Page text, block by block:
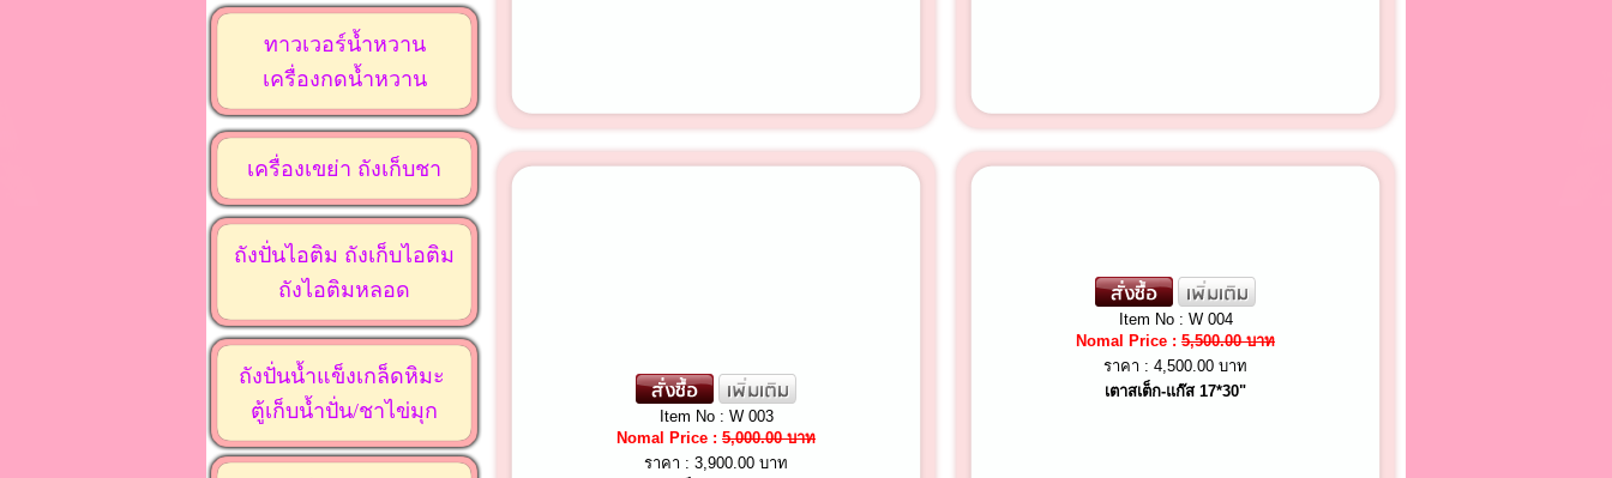
ทาวเวอร์น้ำหวาน
เครื่องกดน้ำหวาน
เครื่องเขย่า ถังเก็บชา
ถังปั่นไอติม ถังเก็บไอติม
ถังไอติมหลอด
ถังปั่นน้ำแข็งเกล็ดหิมะ
ตู้เก็บน้ำปั่น/ชาไข่มุก
Item No : W 003
Nomal Price : 5,000.00 บาท
ราคา : 3,900.00 บาท
Item No : W 004
Nomal Price : 5,500.00 บาท
ราคา : 4,500.00 บาท
เตาสเต็ก-แก๊ส 17*30"